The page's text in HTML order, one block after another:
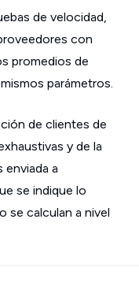
de velocidad,
con
promedios de
parámetros.
de clientes de
y de la
a
se indique lo
se calculan a nivel